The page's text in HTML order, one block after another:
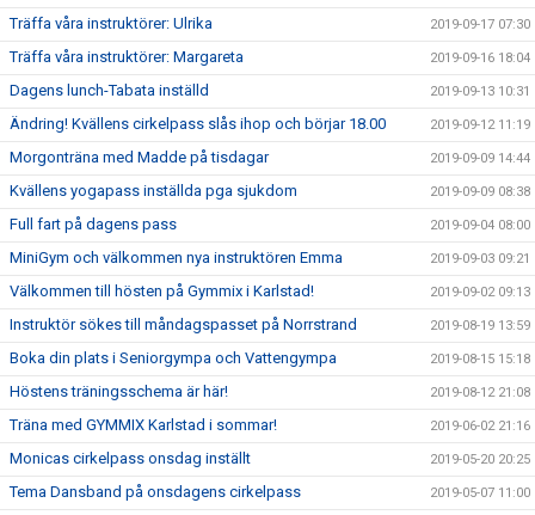
Träffa våra instruktörer: Ulrika 2019-09-17 07:30
Träffa våra instruktörer: Margareta 2019-09-16 18:04
Dagens lunch-Tabata inställd 2019-09-13 10:31
Ändring! Kvällens cirkelpass slås ihop och börjar 18.00 2019-09-12 11:19
Morgonträna med Madde på tisdagar 2019-09-09 14:44
Kvällens yogapass inställda pga sjukdom 2019-09-09 08:38
Full fart på dagens pass 2019-09-04 08:00
MiniGym och välkommen nya instruktören Emma 2019-09-03 09:21
Välkommen till hösten på Gymmix i Karlstad! 2019-09-02 09:13
Instruktör sökes till måndagspasset på Norrstrand 2019-08-19 13:59
Boka din plats i Seniorgympa och Vattengympa 2019-08-15 15:18
Höstens träningsschema är här! 2019-08-12 21:08
Träna med GYMMIX Karlstad i sommar! 2019-06-02 21:16
Monicas cirkelpass onsdag inställt 2019-05-20 20:25
Tema Dansband på onsdagens cirkelpass 2019-05-07 11:00